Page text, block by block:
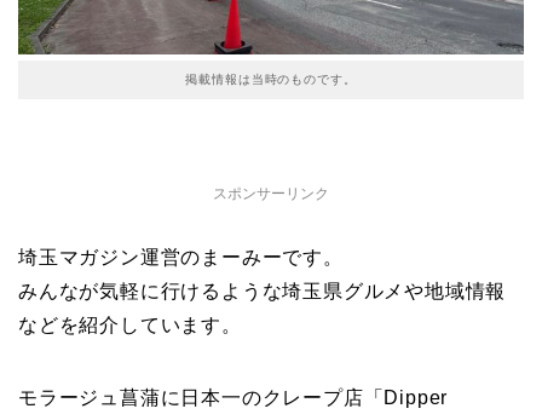
掲載情報は当時のものです。
スポンサーリンク
埼玉マガジン運営のまーみーです。
みんなが気軽に行けるような埼玉県グルメや地域情報
などを紹介しています。
モラージュ菖蒲に日本一のクレープ店「Dipper